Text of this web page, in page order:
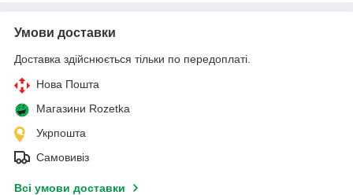
Умови доставки
Доставка здійснюється тільки по передоплаті.
Нова Пошта
Магазини Rozetka
Укрпошта
Самовивіз
Всі умови доставки